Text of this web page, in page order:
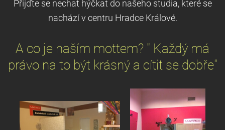
Přijďte se nechat hýčkat do našeho studia, které se
nachází v centru Hradce Králové.
A co je naším mottem? " Každý má
právo na to být krásný a cítit se dobře"